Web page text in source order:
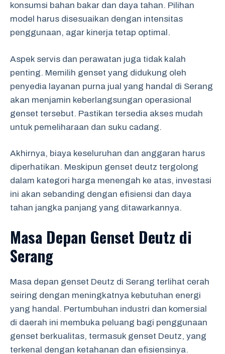
konsumsi bahan bakar dan daya tahan. Pilihan
model harus disesuaikan dengan intensitas
penggunaan, agar kinerja tetap optimal.
Aspek servis dan perawatan juga tidak kalah
penting. Memilih genset yang didukung oleh
penyedia layanan purna jual yang handal di Serang
akan menjamin keberlangsungan operasional
genset tersebut. Pastikan tersedia akses mudah
untuk pemeliharaan dan suku cadang.
Akhirnya, biaya keseluruhan dan anggaran harus
diperhatikan. Meskipun genset deutz tergolong
dalam kategori harga menengah ke atas, investasi
ini akan sebanding dengan efisiensi dan daya
tahan jangka panjang yang ditawarkannya.
Masa Depan Genset Deutz di
Serang
Masa depan genset Deutz di Serang terlihat cerah
seiring dengan meningkatnya kebutuhan energi
yang handal. Pertumbuhan industri dan komersial
di daerah ini membuka peluang bagi penggunaan
genset berkualitas, termasuk genset Deutz, yang
terkenal dengan ketahanan dan efisiensinya.